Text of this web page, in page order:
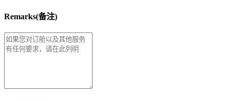
Remarks(备注)